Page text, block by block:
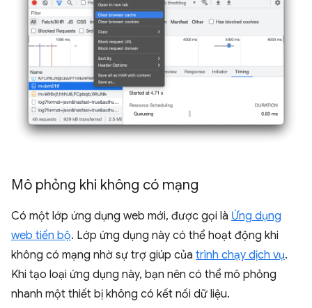
Mô phỏng khi không có mạng
Có một lớp ứng dụng web mới, được gọi là Ứng dụng
web tiến bộ. Lớp ứng dụng này có thể hoạt động khi
không có mạng nhờ sự trợ giúp của trình chạy dịch vụ.
Khi tạo loại ứng dụng này, bạn nên có thể mô phỏng
nhanh một thiết bị không có kết nối dữ liệu.